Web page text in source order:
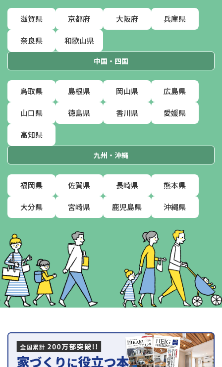
滋賀県 京都府 大阪府 兵庫県
奈良県 和歌山県
中国・四国
鳥取県 島根県 岡山県 広島県
山口県 徳島県 香川県 愛媛県
高知県
九州・沖縄
福岡県 佐賀県 長崎県 熊本県
大分県 宮崎県 鹿児島県 沖縄県